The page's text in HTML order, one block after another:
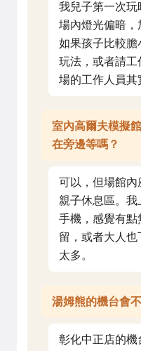
我兒子第一次玩
場內燈光偏暗，
如果孩子比較膽
玩法，或者請工
場的工作人員其
室內高爾夫模擬
在旁邊等嗎？
可以，但場館內
親子休息區。
手機，感覺有
留，或者大人
太多。
湯姆熊的機台會
彰化中正店的機